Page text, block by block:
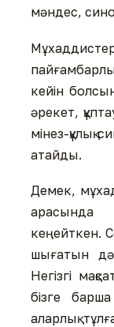
мәндес,
кейін
әрекет,
мінез-құлық
атайды.
Демек,
кеңейткен.
шығатын
Негізгі
бізге барша
аларлық